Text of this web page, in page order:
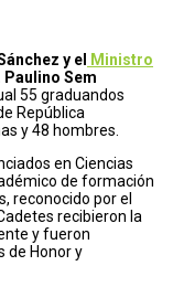
y el Ministro
Paulino Sem
55 graduandos
República
y 48 hombres.
en Ciencias
de formación
reconocido por el
recibieron la
y fueron
de Honor y